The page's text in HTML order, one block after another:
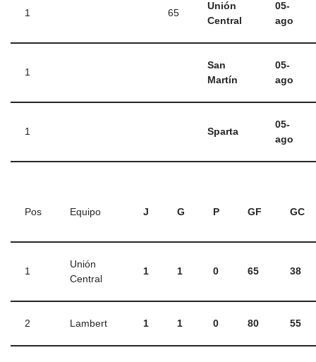
1 65
Unión
Central
05-
ago
1
San
Martín
05-
ago
1 Sparta
05-
ago
Pos Equipo J G P GF GC
1
Unión
Central
1 1 0 65 38
2 Lambert 1 1 0 80 55